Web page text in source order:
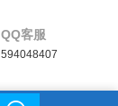
QQ客服
594048407